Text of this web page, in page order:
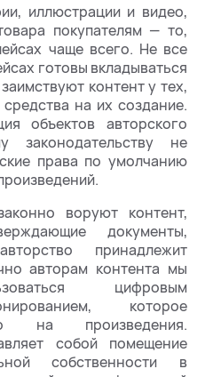
иллюстрации и видео,
покупателям — то,
чаще всего. Не все
готовы вкладываться
контент у тех,
на их создание.
объектов авторского
законодательству не
права по умолчанию
воруют контент,
документы,
принадлежит
авторам контента мы
цифровым
которое
на произведения.
собой помещение
собственности в